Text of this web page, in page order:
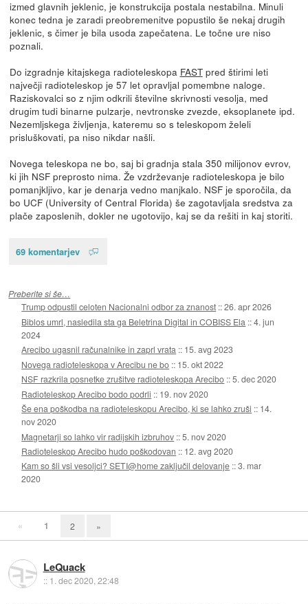
izmed glavnih jeklenic, je konstrukcija postala nestabilna. Minuli
konec tedna je zaradi preobremenitve popustilo še nekaj drugih
jeklenic, s čimer je bila usoda zapečatena. Le točne ure niso
poznali.
Do izgradnje kitajskega radioteleskopa FASTpred štirimi leti
največji radioteleskop je 57 let opravljal pomembne naloge.
Raziskovalci so z njim odkrili številne skrivnosti vesolja, med
drugim tudi binarne pulzarje, nevtronske zvezde, eksoplanete ipd.
Nezemljskega življenja, kateremu so s teleskopom želeli
prisluškovati, pa niso nikdar našli.
Novega teleskopa ne bo, saj bi gradnja stala 350 milijonov evrov,
ki jih NSF preprosto nima. Že vzdrževanje radioteleskopa je bilo
pomanjkljivo, kar je denarja vedno manjkalo. NSF je sporočila, da
bo UCF (University of Central Florida) še zagotavljala sredstva za
plače zaposlenih, dokler ne ugotovijo, kaj se da rešiti in kaj storiti.
69 komentarjev
Preberite si še…
Trump odpustil celoten Nacionalni odbor za znanost ::26. apr 2026
Biblos umrl, nasledila sta ga Beletrina Digital in COBISS Ela ::4. jun
2024
Arecibo ugasnil računalnike in zaprl vrata :: 15. avg 2023
Novega radioteleskopa v Arecibu ne bo :: 15. okt 2022
NSF razkrila posnetke zrušitve radioteleskopa Arecibo ::5. dec 2020
Radioteleskop Arecibo bodo podrli :: 19. nov 2020
Še ena poškodba na radioteleskopu Arecibo, ki se lahko zruši :: 14.
nov 2020
Magnetarji so lahko vir radijskih izbruhov ::5. nov 2020
Radioteleskop Arecibo hudo poškodovan :: 12. avg 2020
Kam so šli vsi vesoljci? SETI@home zaključil delovanje ::3. mar
2020
« 1 2 »
LeQuack
:: 1. dec 2020, 22:48